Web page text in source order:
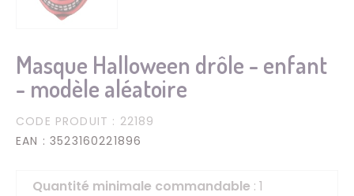
Masque Halloween drôle - enfant
- modèle aléatoire
CODE PRODUIT : 22189
EAN : 3523160221896
Quantité minimale commandable : 1